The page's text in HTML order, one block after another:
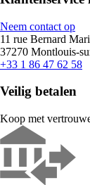
Neem contact op
11 rue Bernard
37270 Montlouis-
+33 1 86 47 62 58
Veilig betalen
Koop met